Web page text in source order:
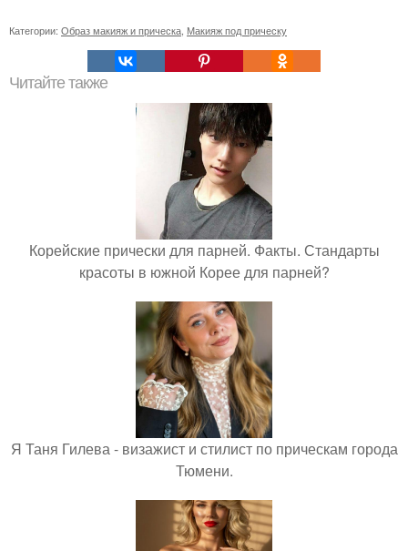
Категории: Образ макияж и прическа Макияж под прическу
Читайте также
Корейские прически для парней. Факты. Стандарты
красоты в южной Корее для парней?
Я Таня Гилева - визажист и стилист по прическам города
Тюмени.